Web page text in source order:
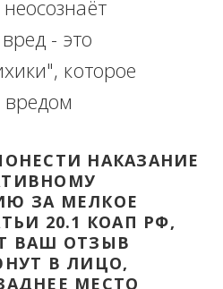
- это
которое
вредом
НАКАЗАНИЕ
ЗА МЕЛКОЕ
20.1 КОАП РФ,
ВАШ ОТЗЫВ
В ЛИЦО,
МЕСТО